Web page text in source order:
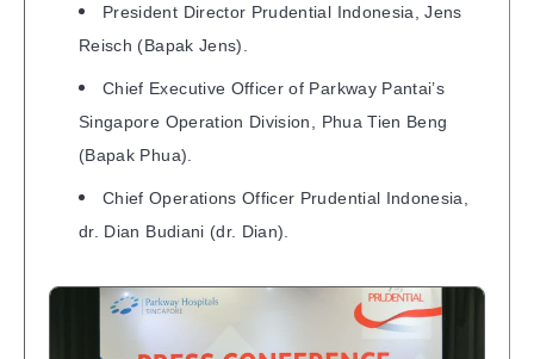
President Director Prudential Indonesia, Jens
Reisch (Bapak Jens).
Chief Executive Officer of Parkway Pantai’s
Singapore Operation Division, Phua Tien Beng
(Bapak Phua).
Chief Operations Officer Prudential Indonesia,
dr. Dian Budiani (dr. Dian).